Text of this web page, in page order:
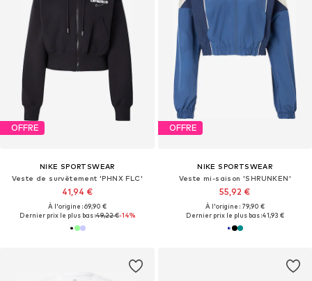
OFFRE
NIKE SPORTSWEAR
Veste de survêtement 'PHNX FLC'
41,94 €
À l'origine : 69,90 €
Dernier prix le plus bas :49,22 €-14%
OFFRE
NIKE SPORTSWEAR
Veste mi-saison 'SHRUNKEN'
55,92 €
À l'origine : 79,90 €
Dernier prix le plus bas :41,93 €